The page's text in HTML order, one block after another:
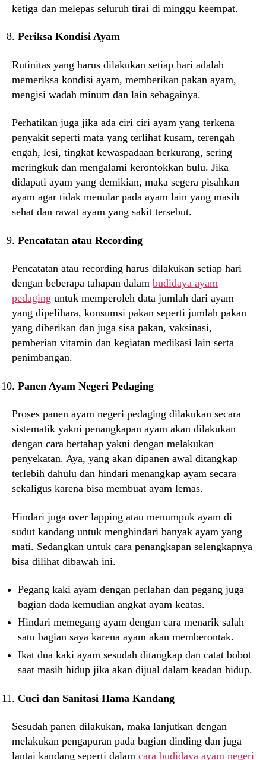
ketiga dan melepas seluruh tirai di minggu keempat.
Periksa Kondisi Ayam
Rutinitas yang harus dilakukan setiap hari adalah
memeriksa kondisi ayam, memberikan pakan ayam,
mengisi wadah minum dan lain sebagainya.
Perhatikan juga jika ada ciri ciri ayam yang terkena
penyakit seperti mata yang terlihat kusam, terengah
engah, lesi, tingkat kewaspadaan berkurang, sering
meringkuk dan mengalami kerontokkan bulu. Jika
didapati ayam yang demikian, maka segera pisahkan
ayam agar tidak menular pada ayam lain yang masih
sehat dan rawat ayam yang sakit tersebut.
Pencatatan atau Recording
Pencatatan atau recording harus dilakukan setiap hari
dengan beberapa tahapan dalam budidaya ayam
pedaging untuk memperoleh data jumlah dari ayam
yang dipelihara, konsumsi pakan seperti jumlah pakan
yang diberikan dan juga sisa pakan, vaksinasi,
pemberian vitamin dan kegiatan medikasi lain serta
penimbangan.
Panen Ayam Negeri Pedaging
Proses panen ayam negeri pedaging dilakukan secara
sistematik yakni penangkapan ayam akan dilakukan
dengan cara bertahap yakni dengan melakukan
penyekatan. Aya, yang akan dipanen awal ditangkap
terlebih dahulu dan hindari menangkap ayam secara
sekaligus karena bisa membuat ayam lemas.
Hindari juga over lapping atau menumpuk ayam di
sudut kandang untuk menghindari banyak ayam yang
mati. Sedangkan untuk cara penangkapan selengkapnya
bisa dilihat dibawah ini.
Pegang kaki ayam dengan perlahan dan pegang juga
bagian dada kemudian angkat ayam keatas.
Hindari memegang ayam dengan cara menarik salah
satu bagian saya karena ayam akan memberontak.
Ikat dua kaki ayam sesudah ditangkap dan catat bobot
saat masih hidup jika akan dijual dalam keadan hidup.
Cuci dan Sanitasi Hama Kandang
Sesudah panen dilakukan, maka lanjutkan dengan
melakukan pengapuran pada bagian dinding dan juga
lantai kandang seperti dalam cara budidaya ayam negeri